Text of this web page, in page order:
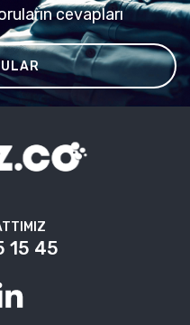
cevapları
15 45